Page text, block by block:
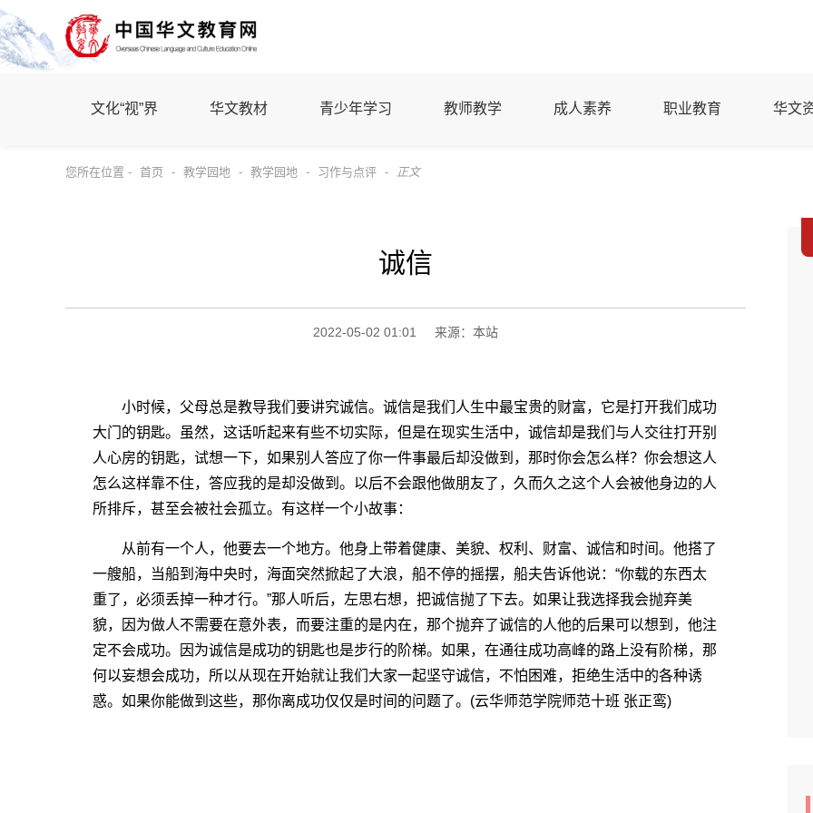
文化“视”界 华文教材 青少年学习 教师教学 成人素养 职业教育 华文
您所在位置 - 首页 - 教学园地 - 教学园地 - 习作与点评 - 正文
诚信
2022-05-02 01:01 来源：本站
小时候，父母总是教导我们要讲究诚信。诚信是我们人生中最宝贵的财富，它是打开我们成功
大门的钥匙。虽然，这话听起来有些不切实际，但是在现实生活中，诚信却是我们与人交往打开别
人心房的钥匙，试想一下，如果别人答应了你一件事最后却没做到，那时你会怎么样？你会想这人
怎么这样靠不住，答应我的是却没做到。以后不会跟他做朋友了，久而久之这个人会被他身边的人
所排斥，甚至会被社会孤立。有这样一个小故事：
从前有一个人，他要去一个地方。他身上带着健康、美貌、权利、财富、诚信和时间。他搭了
一艘船，当船到海中央时，海面突然掀起了大浪，船不停的摇摆，船夫告诉他说：“你载的东西太
重了，必须丢掉一种才行。”那人听后，左思右想，把诚信抛了下去。如果让我选择我会抛弃美
貌，因为做人不需要在意外表，而要注重的是内在，那个抛弃了诚信的人他的后果可以想到，他注
定不会成功。因为诚信是成功的钥匙也是步行的阶梯。如果，在通往成功高峰的路上没有阶梯，那
何以妄想会成功，所以从现在开始就让我们大家一起坚守诚信，不怕困难，拒绝生活中的各种诱
惑。如果你能做到这些，那你离成功仅仅是时间的问题了。(云华师范学院师范十班 张正鸾)